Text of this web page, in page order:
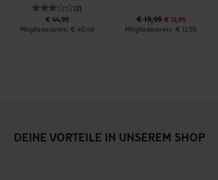
(2)
€ 44,95
Mitgliederpreis: € 40,46
€ 19,95 € 12,95
Mitgliederpreis: € 12,95
DEINE VORTEILE IN UNSEREM SHOP